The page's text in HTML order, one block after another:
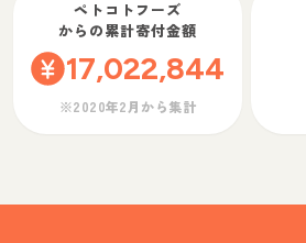
ペトコトフーズ
からの累計寄付金額
17,022,844
※2020年2月から集計